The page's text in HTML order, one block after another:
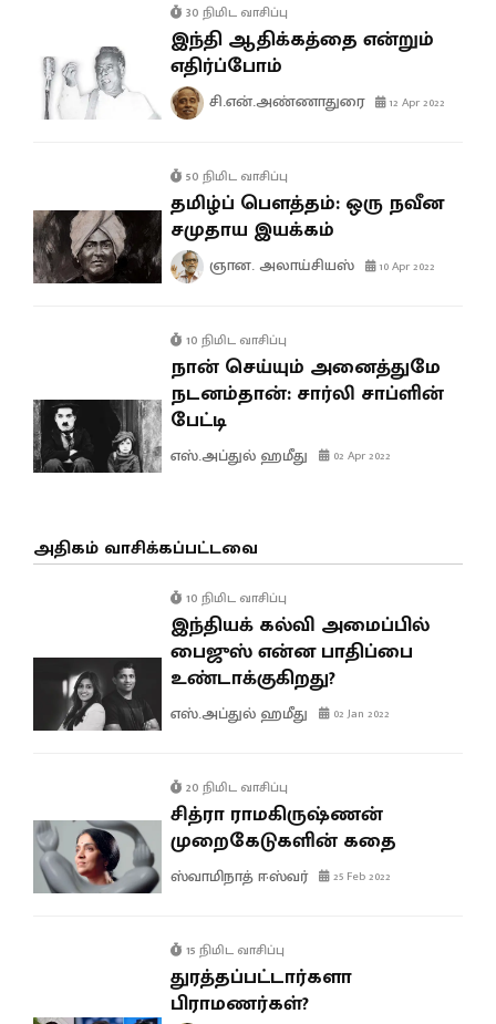
30 நிமிட வாசிப்பு
இந்தி ஆதிக்கத்தை என்றும்
எதிர்ப்போம்
சி.என்.அண்ணாதுரை 12 Apr 2022
50 நிமிட வாசிப்பு
தமிழ்ப் பௌத்தம்: ஒரு நவீன
சமுதாய இயக்கம்
ஞான. அலாய்சியஸ் 10 Apr 2022
10 நிமிட வாசிப்பு
நான் செய்யும் அனைத்துமே
நடனம்தான்: சார்லி சாப்ளின்
பேட்டி
எஸ்.அப்துல் ஹமீது 02 Apr 2022
அதிகம் வாசிக்கப்பட்டவை
10 நிமிட வாசிப்பு
இந்தியக் கல்வி அமைப்பில்
பைஜுஸ் என்ன பாதிப்பை
உண்டாக்குகிறது?
எஸ்.அப்துல் ஹமீது 02 Jan 2022
20 நிமிட வாசிப்பு
சித்ரா ராமகிருஷ்ணன்
முறைகேடுகளின் கதை
ஸ்வாமிநாத் ஈஸ்வர் 25 Feb 2022
15 நிமிட வாசிப்பு
துரத்தப்பட்டார்களா
பிராமணர்கள்?